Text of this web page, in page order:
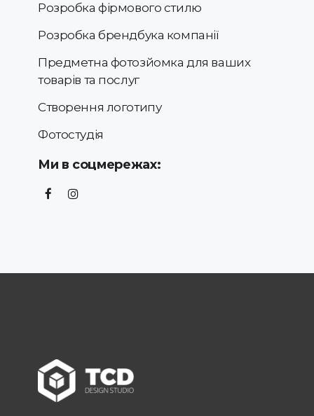
Розробка фірмового стилю
Розробка брендбука компанії
Предметна фотозйомка для ваших
товарів та послуг
Створення логотипу
Фотостудія
Ми в соцмережах: